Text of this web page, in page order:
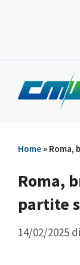
contenuto
Home » Roma,
Roma,
partite
14/02/2025 di